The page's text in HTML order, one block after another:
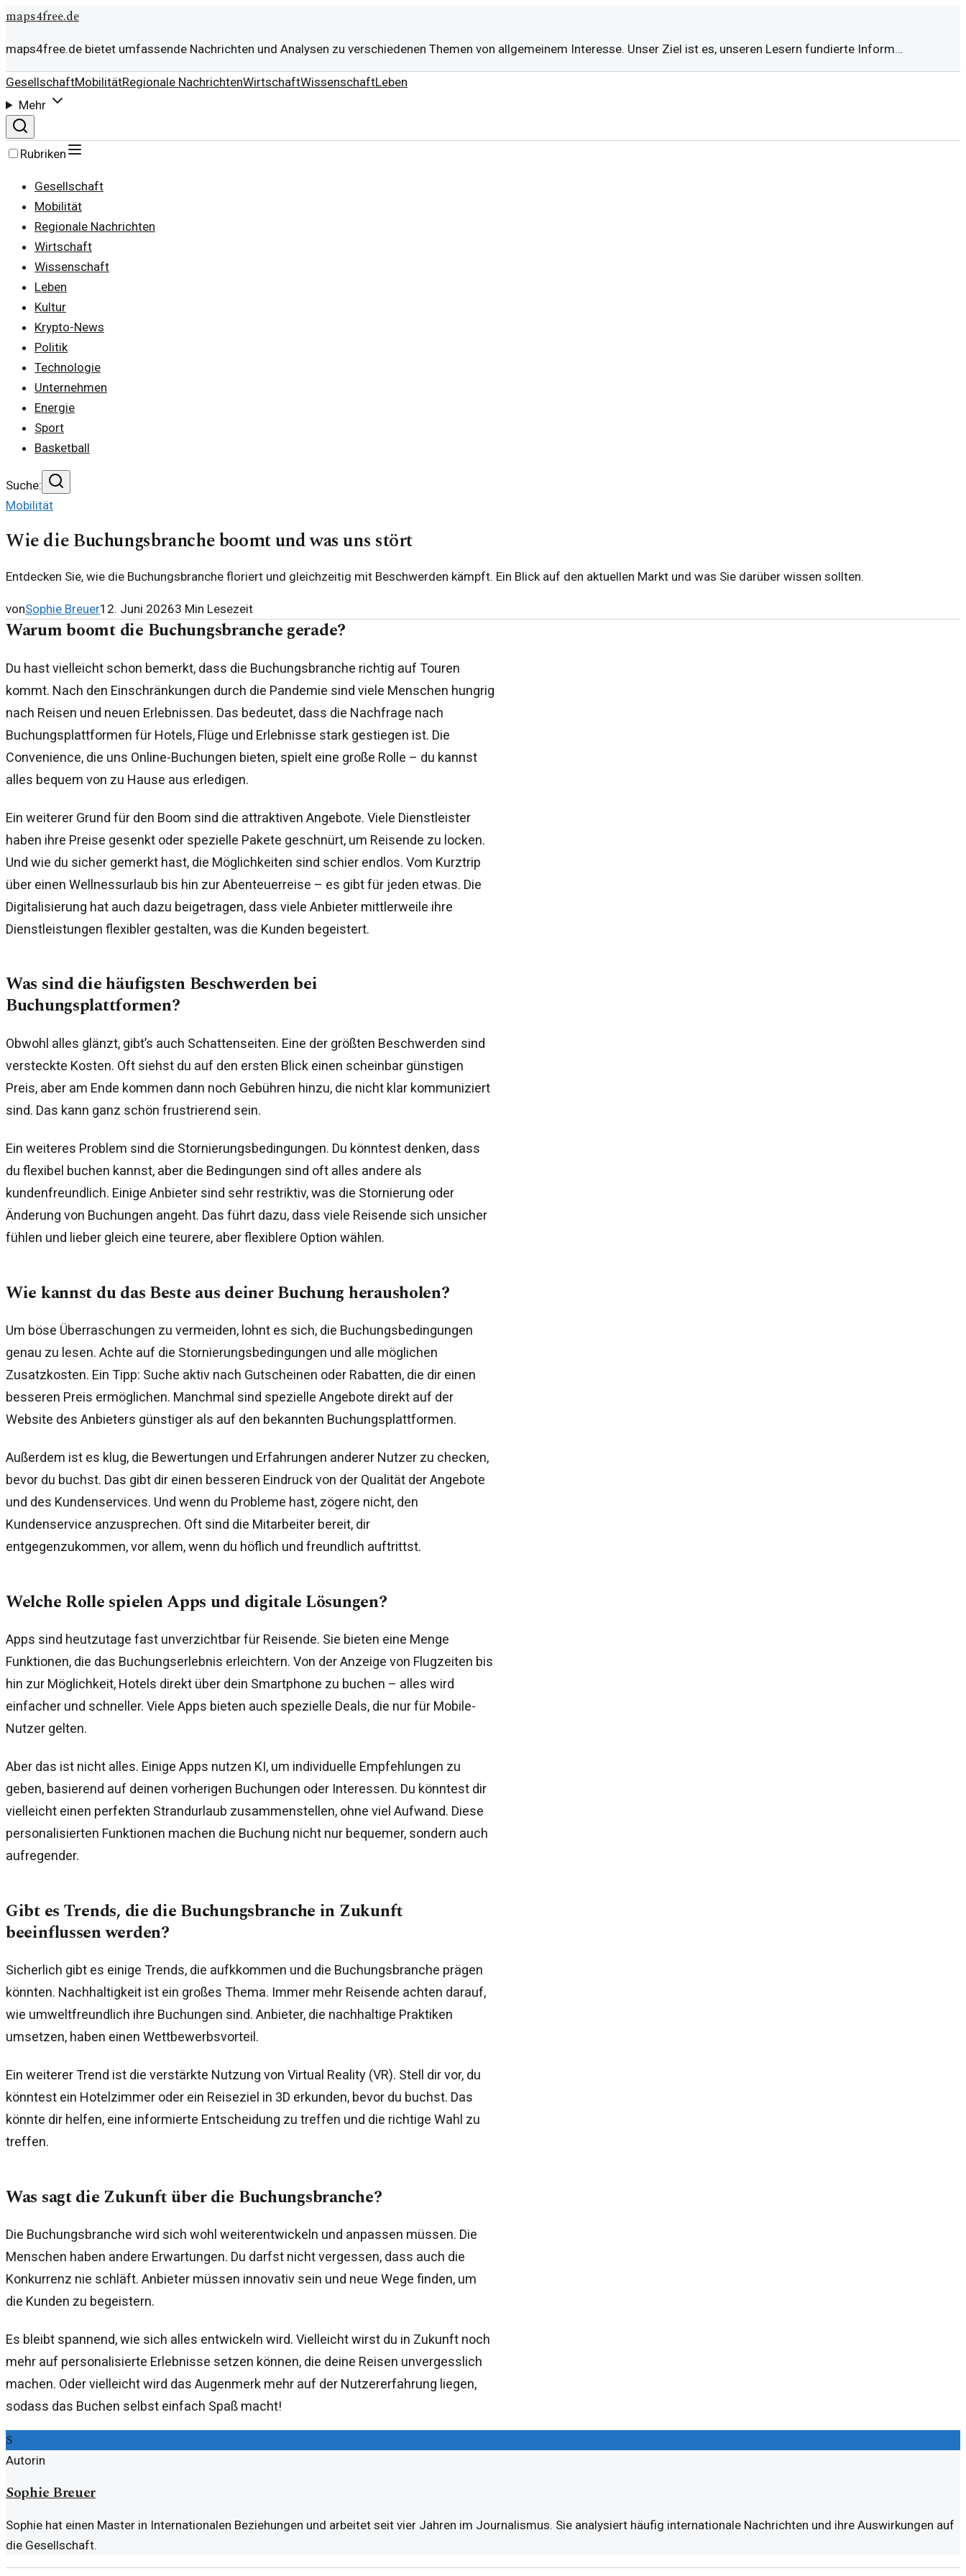
maps4free.de
maps4free.de bietet umfassende Nachrichten und Analysen zu verschiedenen Themen von allgemeinem Interesse. Unser Ziel ist es, unseren Lesern fundierte Inform…
GesellschaftMobilitätRegionale NachrichtenWirtschaftWissenschaftLeben
Mehr
Rubriken
Gesellschaft
Mobilität
Regionale Nachrichten
Wirtschaft
Wissenschaft
Leben
Kultur
Krypto-News
Politik
Technologie
Unternehmen
Energie
Sport
Basketball
Suche:
Mobilität
Wie die Buchungsbranche boomt und was uns stört
Entdecken Sie, wie die Buchungsbranche floriert und gleichzeitig mit Beschwerden kämpft. Ein Blick auf den aktuellen Markt und was Sie darüber wissen sollten.
vonSophie Breuer12. Juni 20263 Min Lesezeit
Warum boomt die Buchungsbranche gerade?
Du hast vielleicht schon bemerkt, dass die Buchungsbranche richtig auf Touren
kommt. Nach den Einschränkungen durch die Pandemie sind viele Menschen hungrig
nach Reisen und neuen Erlebnissen. Das bedeutet, dass die Nachfrage nach
Buchungsplattformen für Hotels, Flüge und Erlebnisse stark gestiegen ist. Die
Convenience, die uns Online-Buchungen bieten, spielt eine große Rolle – du kannst
alles bequem von zu Hause aus erledigen.
Ein weiterer Grund für den Boom sind die attraktiven Angebote. Viele Dienstleister
haben ihre Preise gesenkt oder spezielle Pakete geschnürt, um Reisende zu locken.
Und wie du sicher gemerkt hast, die Möglichkeiten sind schier endlos. Vom Kurztrip
über einen Wellnessurlaub bis hin zur Abenteuerreise – es gibt für jeden etwas. Die
Digitalisierung hat auch dazu beigetragen, dass viele Anbieter mittlerweile ihre
Dienstleistungen flexibler gestalten, was die Kunden begeistert.
Was sind die häufigsten Beschwerden bei
Buchungsplattformen?
Obwohl alles glänzt, gibt’s auch Schattenseiten. Eine der größten Beschwerden sind
versteckte Kosten. Oft siehst du auf den ersten Blick einen scheinbar günstigen
Preis, aber am Ende kommen dann noch Gebühren hinzu, die nicht klar kommuniziert
sind. Das kann ganz schön frustrierend sein.
Ein weiteres Problem sind die Stornierungsbedingungen. Du könntest denken, dass
du flexibel buchen kannst, aber die Bedingungen sind oft alles andere als
kundenfreundlich. Einige Anbieter sind sehr restriktiv, was die Stornierung oder
Änderung von Buchungen angeht. Das führt dazu, dass viele Reisende sich unsicher
fühlen und lieber gleich eine teurere, aber flexiblere Option wählen.
Wie kannst du das Beste aus deiner Buchung herausholen?
Um böse Überraschungen zu vermeiden, lohnt es sich, die Buchungsbedingungen
genau zu lesen. Achte auf die Stornierungsbedingungen und alle möglichen
Zusatzkosten. Ein Tipp: Suche aktiv nach Gutscheinen oder Rabatten, die dir einen
besseren Preis ermöglichen. Manchmal sind spezielle Angebote direkt auf der
Website des Anbieters günstiger als auf den bekannten Buchungsplattformen.
Außerdem ist es klug, die Bewertungen und Erfahrungen anderer Nutzer zu checken,
bevor du buchst. Das gibt dir einen besseren Eindruck von der Qualität der Angebote
und des Kundenservices. Und wenn du Probleme hast, zögere nicht, den
Kundenservice anzusprechen. Oft sind die Mitarbeiter bereit, dir
entgegenzukommen, vor allem, wenn du höflich und freundlich auftrittst.
Welche Rolle spielen Apps und digitale Lösungen?
Apps sind heutzutage fast unverzichtbar für Reisende. Sie bieten eine Menge
Funktionen, die das Buchungserlebnis erleichtern. Von der Anzeige von Flugzeiten bis
hin zur Möglichkeit, Hotels direkt über dein Smartphone zu buchen – alles wird
einfacher und schneller. Viele Apps bieten auch spezielle Deals, die nur für Mobile-
Nutzer gelten.
Aber das ist nicht alles. Einige Apps nutzen KI, um individuelle Empfehlungen zu
geben, basierend auf deinen vorherigen Buchungen oder Interessen. Du könntest dir
vielleicht einen perfekten Strandurlaub zusammenstellen, ohne viel Aufwand. Diese
personalisierten Funktionen machen die Buchung nicht nur bequemer, sondern auch
aufregender.
Gibt es Trends, die die Buchungsbranche in Zukunft
beeinflussen werden?
Sicherlich gibt es einige Trends, die aufkkommen und die Buchungsbranche prägen
könnten. Nachhaltigkeit ist ein großes Thema. Immer mehr Reisende achten darauf,
wie umweltfreundlich ihre Buchungen sind. Anbieter, die nachhaltige Praktiken
umsetzen, haben einen Wettbewerbsvorteil.
Ein weiterer Trend ist die verstärkte Nutzung von Virtual Reality (VR). Stell dir vor, du
könntest ein Hotelzimmer oder ein Reiseziel in 3D erkunden, bevor du buchst. Das
könnte dir helfen, eine informierte Entscheidung zu treffen und die richtige Wahl zu
treffen.
Was sagt die Zukunft über die Buchungsbranche?
Die Buchungsbranche wird sich wohl weiterentwickeln und anpassen müssen. Die
Menschen haben andere Erwartungen. Du darfst nicht vergessen, dass auch die
Konkurrenz nie schläft. Anbieter müssen innovativ sein und neue Wege finden, um
die Kunden zu begeistern.
Es bleibt spannend, wie sich alles entwickeln wird. Vielleicht wirst du in Zukunft noch
mehr auf personalisierte Erlebnisse setzen können, die deine Reisen unvergesslich
machen. Oder vielleicht wird das Augenmerk mehr auf der Nutzererfahrung liegen,
sodass das Buchen selbst einfach Spaß macht!
S
Autorin
Sophie Breuer
Sophie hat einen Master in Internationalen Beziehungen und arbeitet seit vier Jahren im Journalismus. Sie analysiert häufig internationale Nachrichten und ihre Auswirkungen auf
die Gesellschaft.